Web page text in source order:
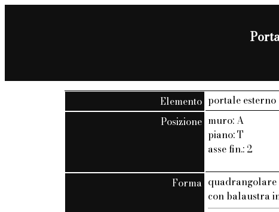
Elemento portale esterno
Posizione muro: A
piano: T
asse fin.: 2
Forma quadrangolare
con balaustra